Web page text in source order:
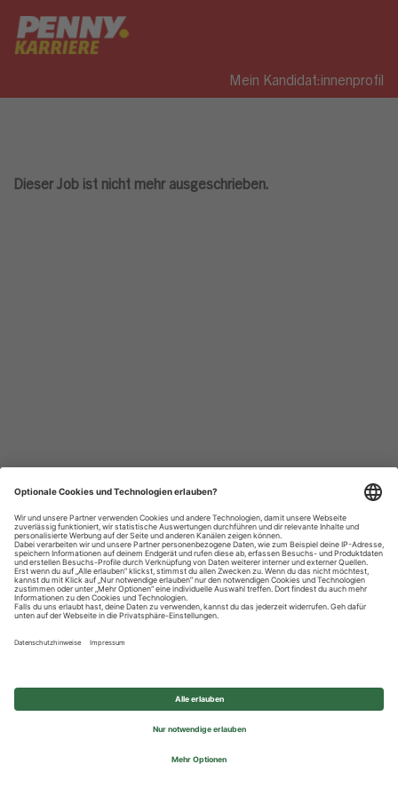
Mein Kandidat:innenprofil
Dieser Job ist nicht mehr ausgeschrieben.
Datenschutzhinweise
Impressum
Privatsphäre-Einstellungen
© 2026 REWE Group - All rights reserved